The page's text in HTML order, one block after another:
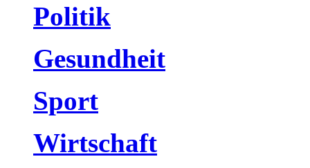
Politik
Gesundheit
Sport
Wirtschaft